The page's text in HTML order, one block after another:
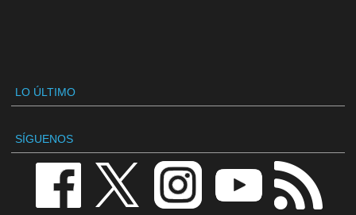
LO ÚLTIMO
SÍGUENOS